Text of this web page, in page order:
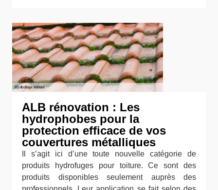
ALB rénovation : Les
hydrophobes pour la
protection efficace de vos
couvertures métalliques
Il s’agit ici d’une toute nouvelle catégorie de
produits hydrofuges pour toiture. Ce sont des
produits disponibles seulement auprès des